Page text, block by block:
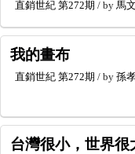
直銷世紀 第272期 / by 馬
我的畫布
直銷世紀 第272期 / by 孫
台灣很小，世界很